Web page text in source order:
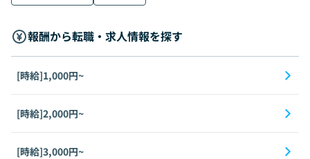
報酬から転職・求人情報を探す
[時給]1,000円~
[時給]2,000円~
[時給]3,000円~